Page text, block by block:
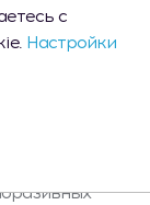
1500
миска
миску не
с
Настройки